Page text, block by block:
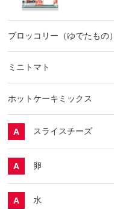
ブロッコリー（ゆでたもの）
ミニトマト
ホットケーキミックス
A スライスチーズ
A 卵
A 水